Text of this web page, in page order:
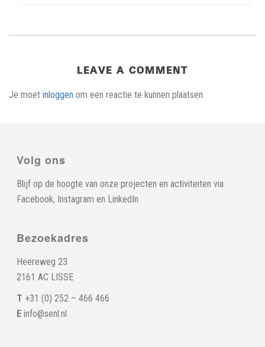
LEAVE A COMMENT
Je moet inloggen om een reactie te kunnen plaatsen.
Volg ons
Blijf op de hoogte van onze projecten en activiteiten via
Facebook, Instagram en LinkedIn
Bezoekadres
Heereweg 23
2161 AC LISSE
T +31 (0) 252 – 466 466
E info@senl.nl